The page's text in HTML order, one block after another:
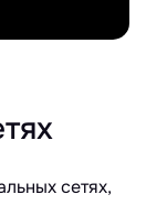
сетях,